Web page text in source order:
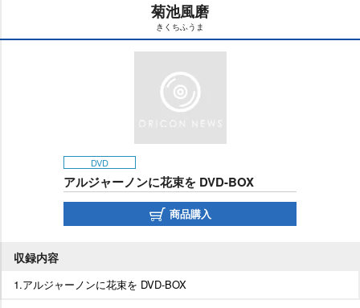
t
菊池風磨
きくちふうま
DVD
アルジャーノンに花束を DVD-BOX
商品購入
収録内容
1.アルジャーノンに花束を DVD-BOX